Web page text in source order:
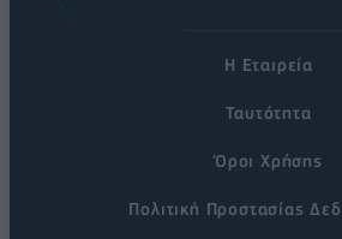
Η Εταιρεία
Ταυτότητα
Όροι Χρήσης
Πολιτική Προστασίας